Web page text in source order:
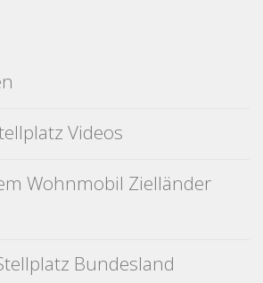
Videos
Wohnmobil Zielländer
Bundesland